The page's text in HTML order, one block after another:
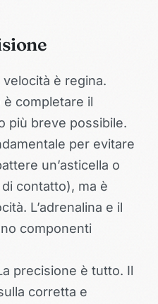
velocità è regina.
è completare il
più breve possibile.
per evitare
un’asticella o
contatto), ma è
L’adrenalina e il
componenti
precisione è tutto. Il
corretta e